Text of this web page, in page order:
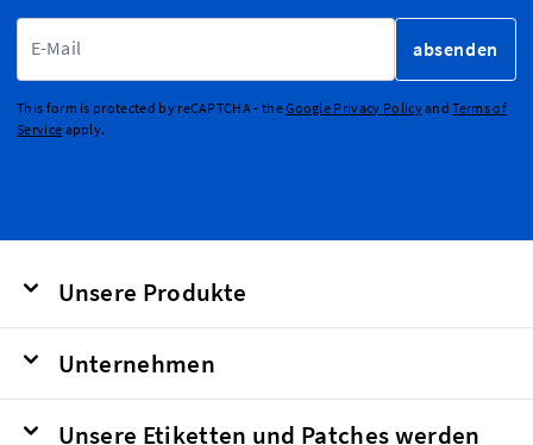
absenden
This form is protected by reCAPTCHA - theGoogle Privacy PolicyandTerms of
Service apply.
Unsere Produkte
Unternehmen
Unsere Etiketten und Patches werden